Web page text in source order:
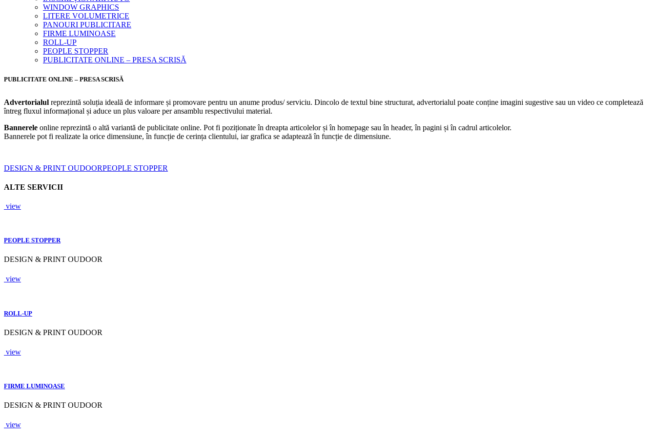
WINDOW GRAPHICS
LITERE VOLUMETRICE
PANOURI PUBLICITARE
FIRME LUMINOASE
ROLL-UP
PEOPLE STOPPER
PUBLICITATE ONLINE – PRESA SCRISĂ
PUBLICITATE ONLINE – PRESA SCRISĂ
Advertorialul reprezintă soluția ideală de informare și promovare pentru un anume produs/ serviciu. Dincolo de textul bine structurat, advertorialul poate conține imagini sugestive sau un video ce completează
întreg fluxul informațional și aduce un plus valoare per ansamblu respectivului material.
Bannerele online reprezintă o altă variantă de publicitate online. Pot fi poziționate în dreapta articolelor și în homepage sau în header, în pagini și în cadrul articolelor.
Bannerele pot fi realizate la orice dimensiune, în funcție de cerința clientului, iar grafica se adaptează în funcție de dimensiune.
DESIGN & PRINT OUDOORPEOPLE STOPPER
ALTE SERVICII
view
PEOPLE STOPPER
DESIGN & PRINT OUDOOR
view
ROLL-UP
DESIGN & PRINT OUDOOR
view
FIRME LUMINOASE
DESIGN & PRINT OUDOOR
view